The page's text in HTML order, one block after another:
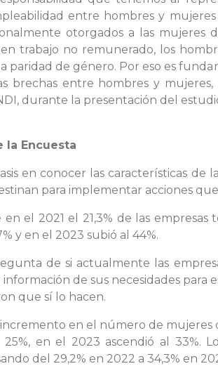
entre hombres y mujeres
otorgados a las mujeres
trabajo no remunerado, los
paridad de género. Por eso es
brechas entre hombres y
durante la presentación del
la Encuesta
en conocer las características
para implementar acciones
el 2021 el 21,3% de las
y en el 2023 subió al 44%.
de si actualmente las
de sus necesidades para
que sí lo hacen.
en el número de
en el 2023 ascendió al 33%.
del 29,2% en 2022 a 34,3% en